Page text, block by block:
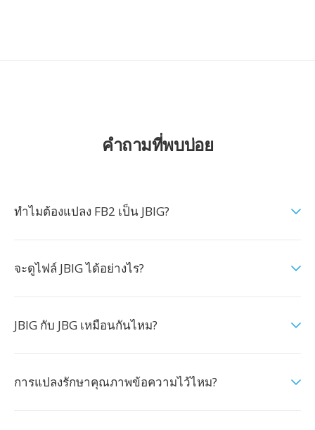
คำถามที่พบบ่อย
ทำไมต้องแปลง FB2 เป็น JBIG?
จะดูไฟล์ JBIG ได้อย่างไร?
JBIG กับ JBG เหมือนกันไหม?
การแปลงรักษาคุณภาพข้อความไว้ไหม?